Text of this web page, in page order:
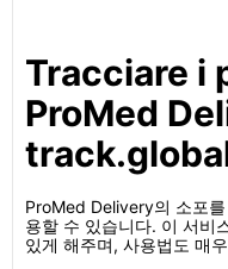
Tracciare i
ProMed
ProMed Delivery의 소포
용할 수 있습니다. 이 서비
있게 해주며, 사용법도 매